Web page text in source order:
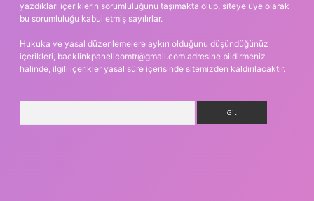
yazdıkları içeriklerin sorumluluğunu taşımakta olup, siteye üye olarak
bu sorumluluğu kabul etmiş sayılırlar.
Hukuka ve yasal düzenlemelere aykırı olduğunu düşündüğünüz
içerikleri, backlinkpanelicomtr@gmail.com adresine bildirmeniz
halinde, ilgili içerikler yasal süre içerisinde sitemizden kaldırılacaktır.